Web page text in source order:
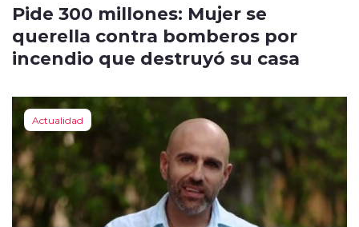
Pide 300 millones: Mujer se
querella contra bomberos por
incendio que destruyó su casa
Actualidad